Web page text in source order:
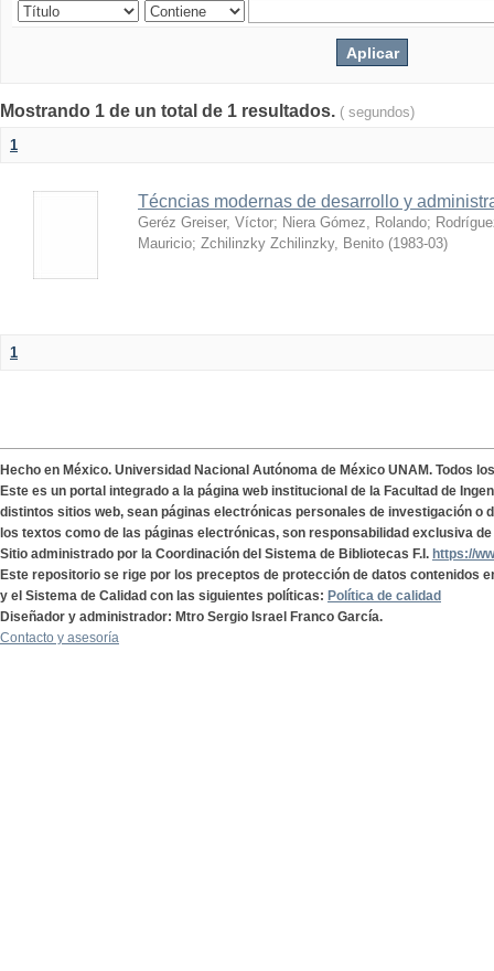
Mostrando 1 de un total de 1 resultados. ( segundos)
1
Técncias modernas de desarrollo y
Geréz Greiser, Víctor; Niera Gómez, Rolando;
Mauricio; Zchilinzky Zchilinzky, Benito (1983-03)
1
Hecho en México. Universidad Nacional Autónoma de México UNAM. Todos
Este es un portal integrado a la página web institucional de la Facultad de
distintos sitios web, sean páginas electrónicas personales de investigación o
los textos como de las páginas electrónicas, son responsabilidad exclusiva
Sitio administrado por la Coordinación del Sistema de Bibliotecas F.I. https://
Este repositorio se rige por los preceptos de protección de datos contenidos
y el Sistema de Calidad con las siguientes políticas: Política de calidad
Diseñador y administrador: Mtro Sergio Israel Franco García.
Contacto y asesoría